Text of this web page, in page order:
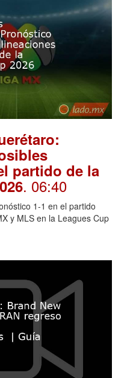
partido de la
. 06:40
1-1 en el partido
y MLS en la Leagues Cup